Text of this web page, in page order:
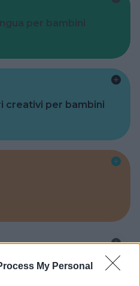
My Personal
per bambini
creativi per bambini